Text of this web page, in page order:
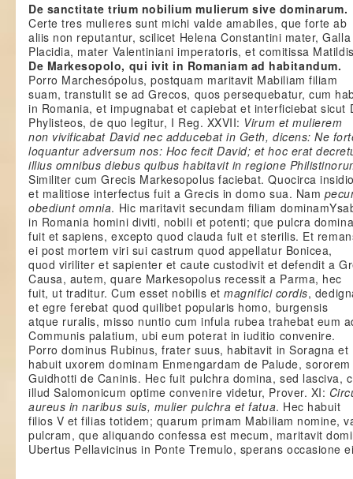
De sanctitate trium nobilium mulierum sive dominarum.
Certe tres mulieres sunt michi valde amabiles, que forte ab
aliis non reputantur, scilicet Helena Constantini mater, Galla
Placidia, mater Valentiniani imperatoris, et comitissa
De Markesopolo, qui ivit in Romaniam ad habitandum.
Porro Marchesópolus, postquam maritavit Mabiliam filiam
suam, transtulit se ad Grecos, quos persequebatur, cum
in Romania, et impugnabat et capiebat et interficiebat sicut
Phylisteos, de quo legitur, I Reg. XXVII: Virum et mulierem
non vivificabat David nec adducebat in Geth, dicens: Ne
loquantur adversum nos: Hoc fecit David; et hoc erat
illius omnibus diebus quibus habitavit in regione
Similiter cum Grecis Markesopolus faciebat. Quocirca
et malitiose interfectus fuit a Grecis in domo sua. Nam
obediunt omnia. Hic maritavit secundam filiam
in Romania homini diviti, nobili et potenti; que pulcra
fuit et sapiens, excepto quod clauda fuit et sterilis. Et
ei post mortem viri sui castrum quod appellatur Bonicea,
quod viriliter et sapienter et caute custodivit et defendit a
Causa, autem, quare Markesopolus recessit a Parma, hec
fuit, ut traditur. Cum esset nobilis etmagnifici cordis,
et egre ferebat quod quilibet popularis homo, burgensis
atque ruralis, misso nuntio cum infula rubea trahebat eum
Communis palatium, ubi eum poterat in iuditio convenire.
Porro dominus Rubinus, frater suus, habitavit in Soragna et
habuit uxorem dominam Enmengardam de Palude,
Guidhotti de Caninis. Hec fuit pulchra domina, sed lasciva,
illud Salomonicum optime convenire videtur, Prover. XI:
aureus in naribus suis, mulier pulchra et fatua. Hec habuit
filios V et filias totidem; quarum primam Mabiliam nomine,
pulcram, que aliquando confessa est mecum, maritavit
Ubertus Pellavicinus in Ponte Tremulo, sperans occasione